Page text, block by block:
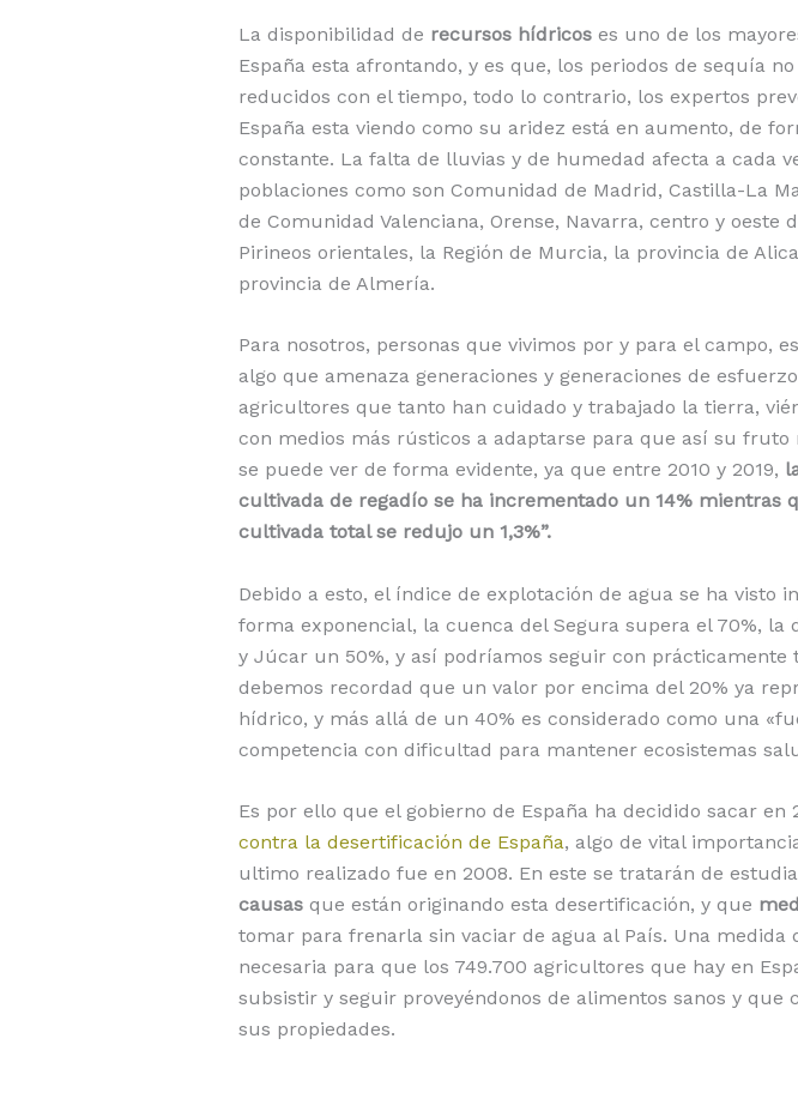
La disponibilidad de recursos hídricoses uno de los
España esta afrontando, y es que, los periodos de sequía
reducidos con el tiempo, todo lo contrario, los expertos
España esta viendo como su aridez está en aumento, de
constante. La falta de lluvias y de humedad afecta a cada
poblaciones como son Comunidad de Madrid, Castilla-La
de Comunidad Valenciana, Orense, Navarra, centro y oeste
Pirineos orientales, la Región de Murcia, la provincia de
provincia de Almería.
Para nosotros, personas que vivimos por y para el campo,
algo que amenaza generaciones y generaciones de
agricultores que tanto han cuidado y trabajado la tierra,
con medios más rústicos a adaptarse para que así su fruto
se puede ver de forma evidente, ya que entre 2010 y 2019,
cultivada de regadío se ha incrementado un 14% mientras
cultivada total se redujo un 1,3%”.
Debido a esto, el índice de explotación de agua se ha visto
forma exponencial, la cuenca del Segura supera el 70%, la
y Júcar un 50%, y así podríamos seguir con prácticamente
debemos recordad que un valor por encima del 20% ya
hídrico, y más allá de un 40% es considerado como una
competencia con dificultad para mantener ecosistemas
Es por ello que el gobierno de España ha decidido sacar en
contra la desertificación de España, algo de vital
ultimo realizado fue en 2008. En este se tratarán de
causasque están originando esta desertificación, y que
tomar para frenarla sin vaciar de agua al País. Una medida
necesaria para que los 749.700 agricultores que hay en
subsistir y seguir proveyéndonos de alimentos sanos y que
sus propiedades.